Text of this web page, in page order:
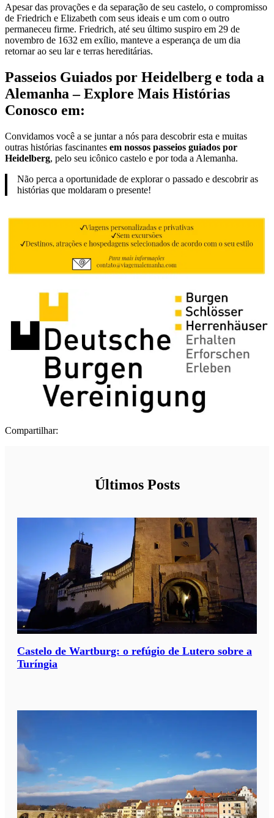
Apesar das provações e da separação de seu castelo, o compromisso
de Friedrich e Elizabeth com seus ideais e um com o outro
permaneceu firme. Friedrich, até seu último suspiro em 29 de
novembro de 1632 em exílio, manteve a esperança de um dia
retornar ao seu lar e terras hereditárias.
Passeios Guiados por Heidelberg e toda a
Alemanha – Explore Mais Histórias
Conosco em:
Convidamos você a se juntar a nós para descobrir esta e muitas
outras histórias fascinantes em nossos passeios guiados por
Heidelberg, pelo seu icônico castelo e por toda a Alemanha.
Não perca a oportunidade de explorar o passado e descobrir as
histórias que moldaram o presente!
Compartilhar:
Últimos Posts
Castelo de Wartburg: o refúgio de Lutero sobre a
Turíngia